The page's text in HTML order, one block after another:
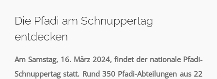
Die Pfadi am Schnuppertag
entdecken
Am Samstag, 16. März 2024, findet der nationale Pfadi-
Schnuppertag statt. Rund 350 Pfadi-Abteilungen aus 22